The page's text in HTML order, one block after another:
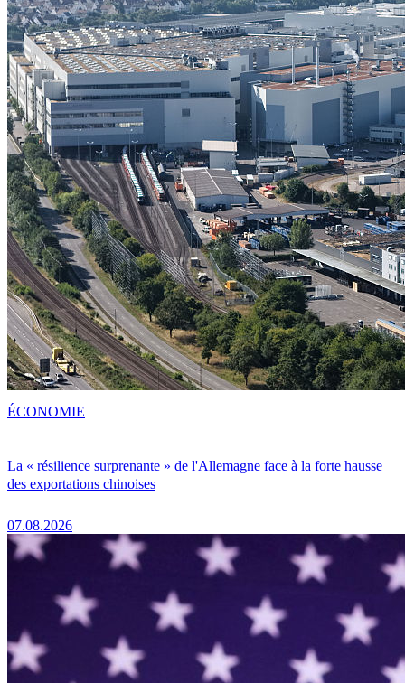
La « résilience surprenante » de l'Allemagne face à la forte hausse
des exportations chinoises
07.08.2026
ÉCONOMIE